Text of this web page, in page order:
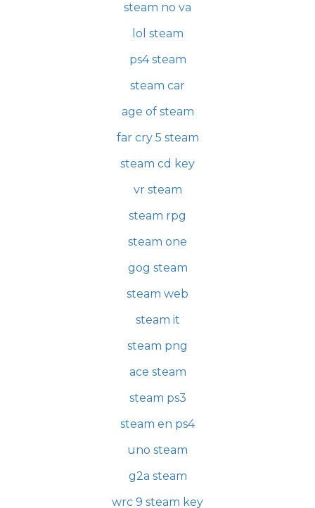
steam no va
lol steam
ps4 steam
steam car
age of steam
far cry 5 steam
steam cd key
vr steam
steam rpg
steam one
gog steam
steam web
steam it
steam png
ace steam
steam ps3
steam en ps4
uno steam
g2a steam
wrc 9 steam key